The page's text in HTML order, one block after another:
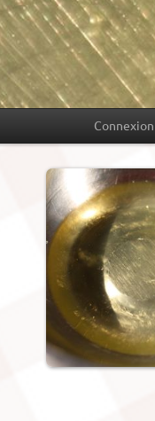
Connexion